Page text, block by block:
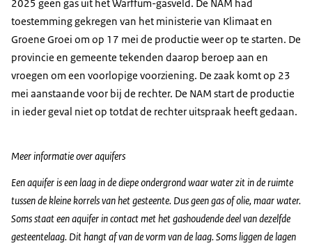
2025 geen gas uit het Warffum-gasveld. De NAM had
toestemming gekregen van het ministerie van Klimaat en
Groene Groei om op 17 mei de productie weer op te starten. De
provincie en gemeente tekenden daarop beroep aan en
vroegen om een voorlopige voorziening. De zaak komt op 23
mei aanstaande voor bij de rechter. De NAM start de productie
in ieder geval niet op totdat de rechter uitspraak heeft gedaan.
Meer informatie over aquifers
Een aquifer is een laag in de diepe ondergrond waar water zit in de ruimte
tussen de kleine korrels van het gesteente. Dus geen gas of olie, maar water.
Soms staat een aquifer in contact met het gashoudende deel van dezelfde
gesteentelaag. Dit hangt af van de vorm van de laag. Soms liggen de lagen